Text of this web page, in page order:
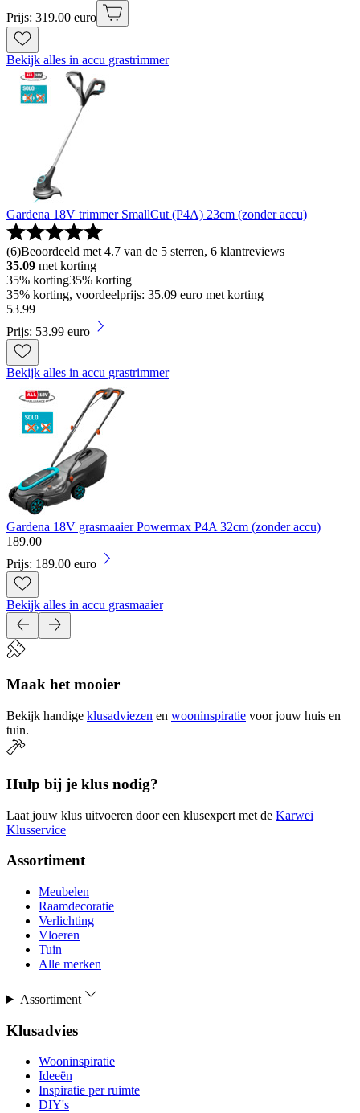
Prijs: 319.00 euro
Bekijk alles in accu grastrimmer
Gardena 18V trimmer SmallCut (P4A) 23cm (zonder accu)
(6)Beoordeeld met 4.7 van de 5 sterren, 6 klantreviews
35.09 met korting
35% korting35% korting
35% korting, voordeelprijs: 35.09 euro met korting
53.99
Prijs: 53.99 euro
Bekijk alles in accu grastrimmer
Gardena 18V grasmaaier Powermax P4A 32cm (zonder accu)
189.00
Prijs: 189.00 euro
Bekijk alles in accu grasmaaier
Maak het mooier
Bekijk handige klusadviezen en wooninspiratie voor jouw huis en
tuin.
Hulp bij je klus nodig?
Laat jouw klus uitvoeren door een klusexpert met de Karwei
Klusservice
Assortiment
Meubelen
Raamdecoratie
Verlichting
Vloeren
Tuin
Alle merken
Assortiment
Klusadvies
Wooninspiratie
Ideeën
Inspiratie per ruimte
DIY's